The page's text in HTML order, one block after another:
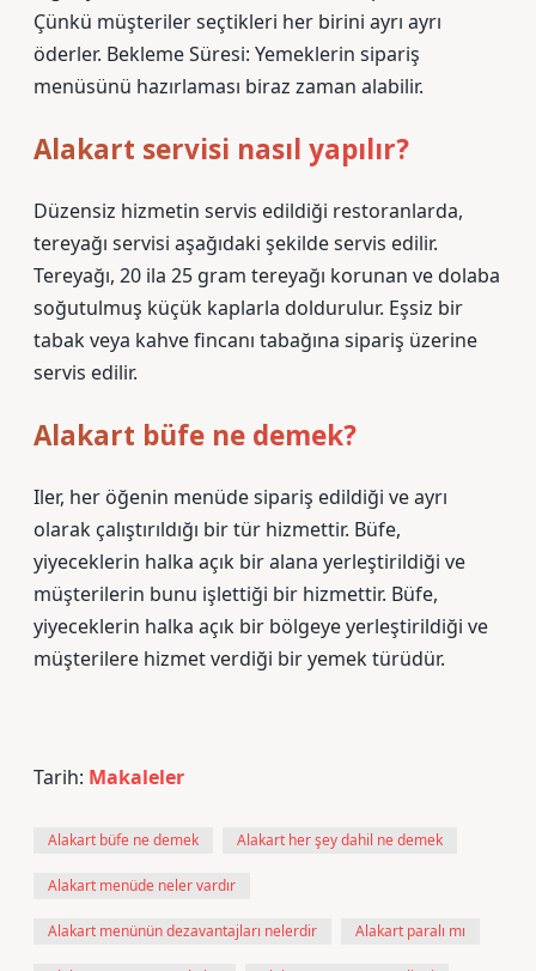
Çünkü müşteriler seçtikleri her birini ayrı ayrı
öderler. Bekleme Süresi: Yemeklerin sipariş
menüsünü hazırlaması biraz zaman alabilir.
Alakart servisi nasıl yapılır?
Düzensiz hizmetin servis edildiği restoranlarda,
tereyağı servisi aşağıdaki şekilde servis edilir.
Tereyağı, 20 ila 25 gram tereyağı korunan ve dolaba
soğutulmuş küçük kaplarla doldurulur. Eşsiz bir
tabak veya kahve fincanı tabağına sipariş üzerine
servis edilir.
Alakart büfe ne demek?
Iler, her öğenin menüde sipariş edildiği ve ayrı
olarak çalıştırıldığı bir tür hizmettir. Büfe,
yiyeceklerin halka açık bir alana yerleştirildiği ve
müşterilerin bunu işlettiği bir hizmettir. Büfe,
yiyeceklerin halka açık bir bölgeye yerleştirildiği ve
müşterilere hizmet verdiği bir yemek türüdür.
Tarih: Makaleler
Alakart büfe ne demek Alakart her şey dahil ne demek
Alakart menüde neler vardır
Alakart menünün dezavantajları nelerdir Alakart paralı mı